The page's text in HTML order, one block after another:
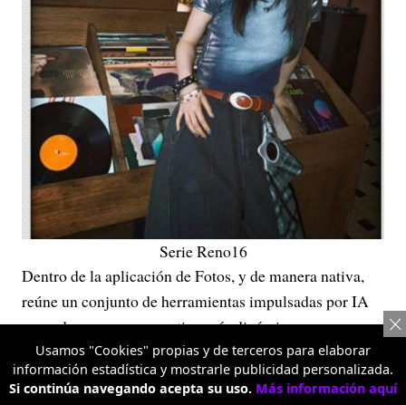
Serie Reno16
Dentro de la aplicación de Fotos, y de manera nativa,
reúne un conjunto de herramientas impulsadas por IA
pensadas para una narrativa más dinámica y
personalizada. El AI Remix Collage permite combinar
varias fotos o videos cortos en composiciones visuales
Usamos "Cookies" propias y de terceros para elaborar
información estadística y mostrarle publicidad personalizada.
Si continúa navegando acepta su uso. Más información aquí